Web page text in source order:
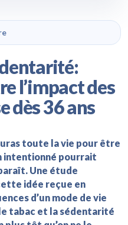
l’impact des
dès 36 ans
toute la vie pour être
intentionné pourrait
Une étude
idée reçue en
d’un mode de vie
tabac et la sédentarité